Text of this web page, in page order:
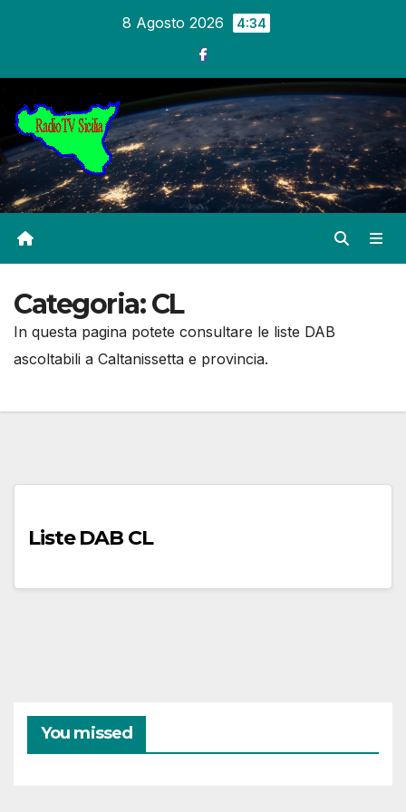
8 Agosto 2026 4:34
Categoria:CL
In questa pagina potete consultare le liste DAB
ascoltabili a Caltanissetta e provincia.
Liste DAB CL
You missed